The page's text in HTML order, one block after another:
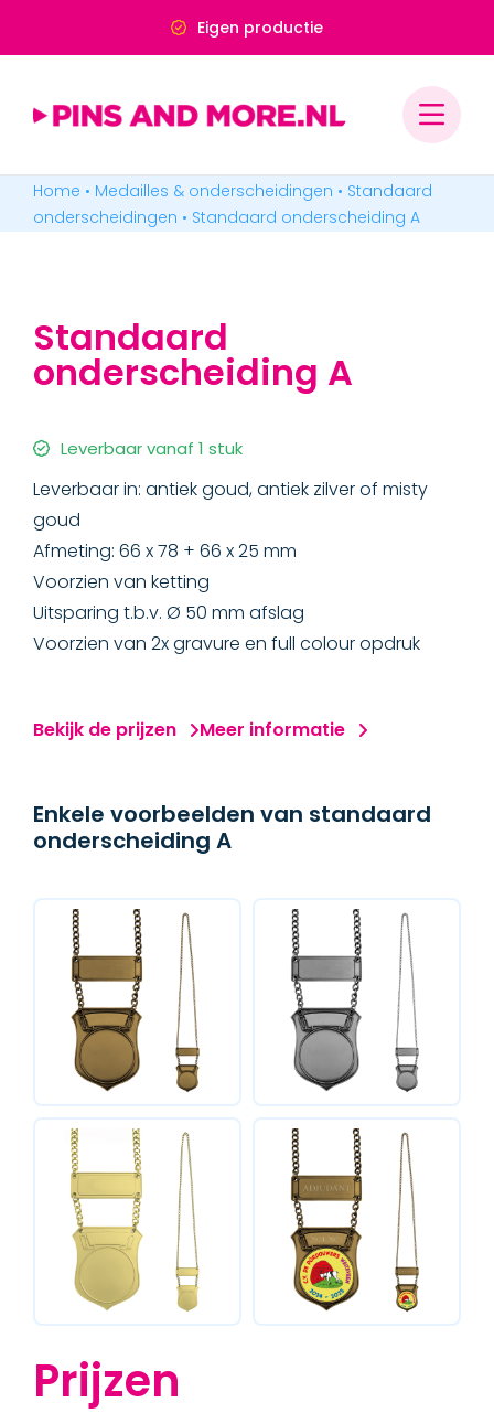
Eigen productie
Home • Medailles & onderscheidingen • Standaard
onderscheidingen • Standaard onderscheiding A
Standaard
onderscheiding A
Leverbaar vanaf 1 stuk
Leverbaar in: antiek goud, antiek zilver of misty
goud
Afmeting: 66 x 78 + 66 x 25 mm
Voorzien van ketting
Uitsparing t.b.v. Ø 50 mm afslag
Voorzien van 2x gravure en full colour opdruk
Bekijk de prijzen Meer informatie
Enkele voorbeelden van standaard
onderscheiding A
Prijzen
PINS & SPELDJES
MERCHANDISE